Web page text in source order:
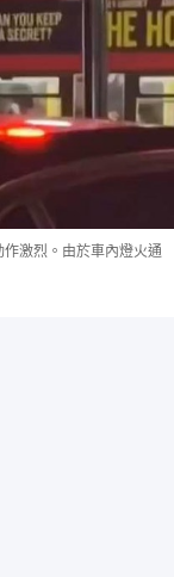
激烈。由於車內燈火通